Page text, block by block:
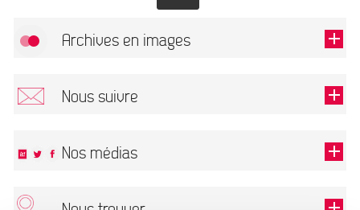
Archives en images
Nous suivre
Nos médias